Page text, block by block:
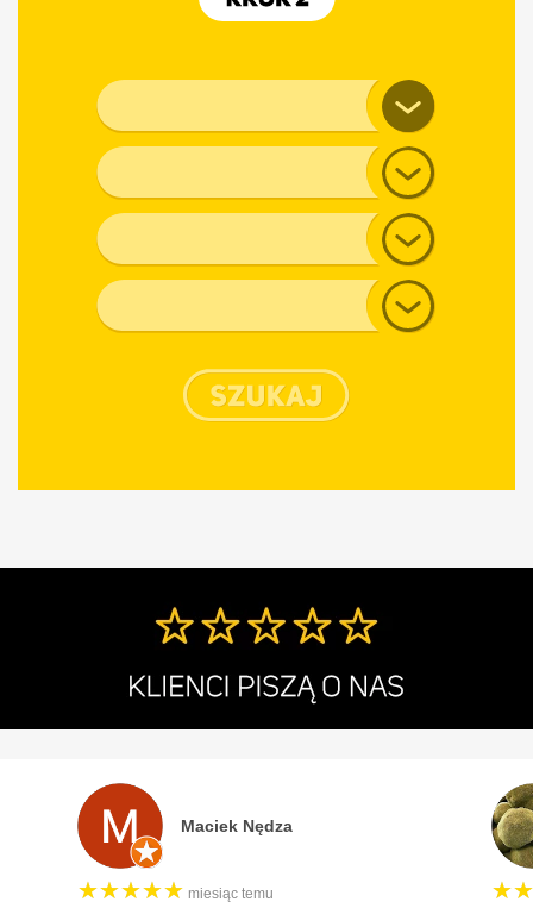
Wychodząc naprzeciw potrzebom naszych Klientów oferujemy
umożliwiających transport dodatkowego bagażu. Dzięki tej
usłudze Klient nie musi martwić się o miejsce do przechowywania
tego typu sprzętu oraz może wypróbować go przed zakupem.
Więcej informacji znajdziesz tutaj:
WYPOŻYCZALNIA.
Maciek Nędza
★★★★★ miesiąc temu